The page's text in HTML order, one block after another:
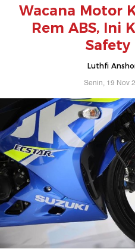
Wacana Motor
Rem ABS, Ini
Safety
Luthfi
Senin, 19 Nov